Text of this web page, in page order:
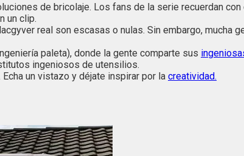
de bricolaje. Los fans de la serie recuerdan
un clip.
real son escasas o nulas. Sin embargo, mucha
paleta), donde la gente comparte sus
ingeniosos de utensilios.
un vistazo y déjate inspirar por la creatividad.